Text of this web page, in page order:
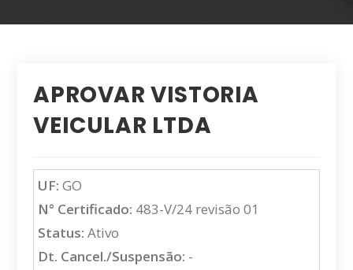
APROVAR VISTORIA
VEICULAR LTDA
UF: GO
N° Certificado: 483-V/24 revisão 01
Status: Ativo
Dt. Cancel./Suspensão: -